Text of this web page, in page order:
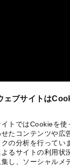
ェブサイトは
イトではCookieを使
たコンテンツや広
の分析を行ってい
るサイトの利用状
し、ソーシャルメ
り組み